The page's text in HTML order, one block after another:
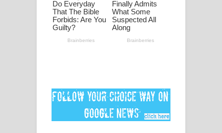
Lassana Amma Song Lyrics - ලස්සන
අම්මා ගීතයේ පද පෙළ
Niwuna Numba Hinda Song Lyrics -
නිවුනා නුඹ හින්දා ගීතයේ පද පෙළ